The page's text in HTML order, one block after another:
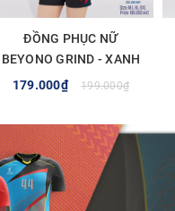
ĐỒNG PHỤC NỮ
BEYONO GRIND - XANH
NAVY
179.000₫ 199.000₫
TÙY CHỌN